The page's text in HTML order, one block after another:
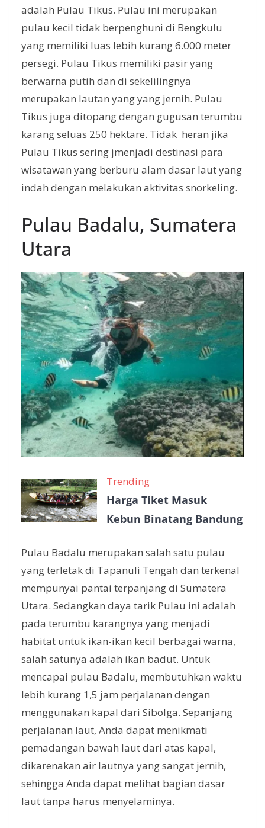
adalah Pulau Tikus. Pulau ini merupakan
pulau kecil tidak berpenghuni di Bengkulu
yang memiliki luas lebih kurang 6.000 meter
persegi. Pulau Tikus memiliki pasir yang
berwarna putih dan di sekelilingnya
merupakan lautan yang yang jernih. Pulau
Tikus juga ditopang dengan gugusan terumbu
karang seluas 250 hektare. Tidak heran jika
Pulau Tikus sering jmenjadi destinasi para
wisatawan yang berburu alam dasar laut yang
indah dengan melakukan aktivitas snorkeling.
Pulau Badalu, Sumatera
Utara
Trending
Harga Tiket Masuk
Kebun Binatang Bandung
Pulau Badalu merupakan salah satu pulau
yang terletak di Tapanuli Tengah dan terkenal
mempunyai pantai terpanjang di Sumatera
Utara. Sedangkan daya tarik Pulau ini adalah
pada terumbu karangnya yang menjadi
habitat untuk ikan-ikan kecil berbagai warna,
salah satunya adalah ikan badut. Untuk
mencapai pulau Badalu, membutuhkan waktu
lebih kurang 1,5 jam perjalanan dengan
menggunakan kapal dari Sibolga. Sepanjang
perjalanan laut, Anda dapat menikmati
pemadangan bawah laut dari atas kapal,
dikarenakan air lautnya yang sangat jernih,
sehingga Anda dapat melihat bagian dasar
laut tanpa harus menyelaminya.